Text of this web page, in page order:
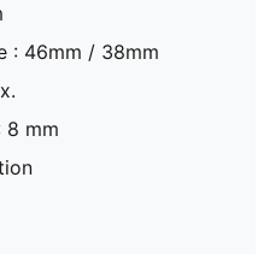
: 46mm / 38mm
8 mm